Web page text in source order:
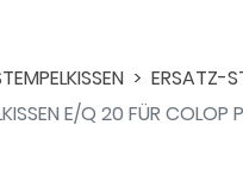
ERSATZ-
E/Q 20 FÜR COLOP